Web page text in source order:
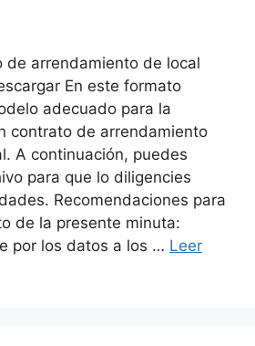
de arrendamiento de local
En este formato
adecuado para la
contrato de arrendamiento
A continuación, puedes
para que lo diligencies
Recomendaciones para
de la presente minuta:
por los datos a los … Leer